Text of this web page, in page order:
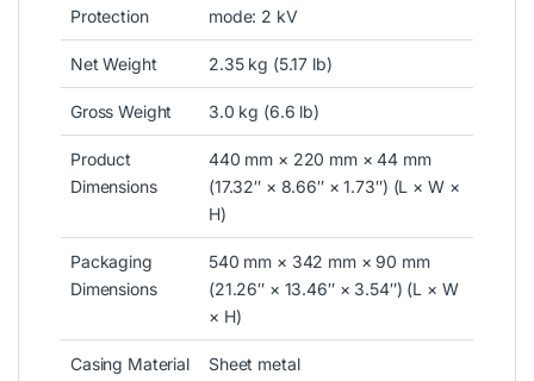
Protection
mode: 2 kV
Net Weight 2.35 kg (5.17 lb)
Gross Weight 3.0 kg (6.6 lb)
Product
Dimensions
440 mm × 220 mm × 44 mm
(17.32″ × 8.66″ × 1.73″) (L × W ×
H)
Packaging
Dimensions
540 mm × 342 mm × 90 mm
(21.26″ × 13.46″ × 3.54″) (L × W
× H)
Casing Material Sheet metal